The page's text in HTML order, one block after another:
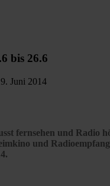
bis 26.6
Juni 2014
fernsehen und Radio
und